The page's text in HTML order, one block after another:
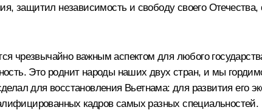
защитил независимость и свободу своего Отечества,
чрезвычайно важным аспектом для любого
Это роднит народы наших двух стран, и мы
для восстановления Вьетнама: для развития его
кадров самых разных специальностей.